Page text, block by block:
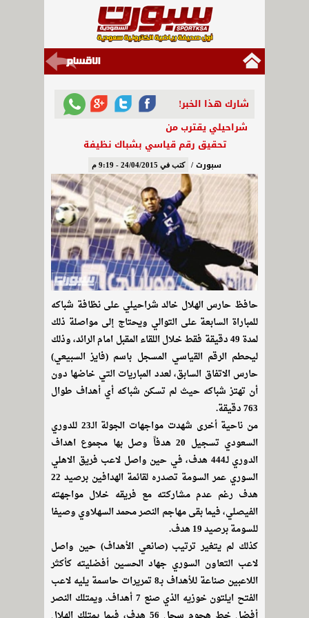
شارك هذا الخبر!
شراحيلي يقترب من
تحقيق رقم قياسي بشباك نظيفة
سبورت / كتب في 24/04/2015 - 9:19 م
حافظ حارس الهلال خالد شراحيلي على نظافة شباكه
للمباراة السابعة على التوالي ويحتاج إلى مواصلة ذلك
لمدة 49 دقيقة فقط خلال اللقاء المقبل امام الرائد، وذلك
ليحطم الرقم القياسي المسجل باسم (فايز السبيعي)
حارس الاتفاق السابق، لعدد المباريات التي خاضها دون
أن تهتز شباكه حيث لم تسكن شباكه أي أهداف طوال
763 دقيقة.
من ناحية أخرى شهدت مواجهات الجولة الـ23 للدوري
السعودي تسجيل 20 هدفاً وصل بها مجموع اهداف
الدوري لـ444 هدف، في حين واصل لاعب فريق الاهلي
السوري عمر السومة تصدره لقائمة الهدافين برصيد 22
هدف رغم عدم مشاركته مع فريقه خلال مواجهته
الفيصلي، فيما بقى مهاجم النصر محمد السهلاوي وصيفا
للسومة برصيد 19 هدف.
كذلك لم يتغير ترتيب (صانعي الأهداف) حين واصل
لاعب التعاون السوري جهاد الحسين أفضليته كأكثر
اللاعبين صناعة للأهداف بـ8 تمريرات حاسمة يليه لاعب
الفتح ايلتون خوزيه الذي صنع 7 أهداف. ويمتلك النصر